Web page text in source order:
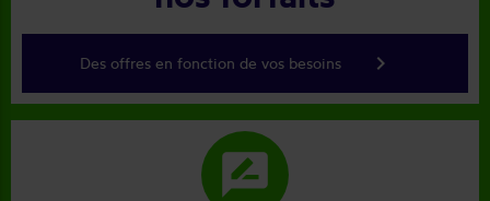
Des offres en fonction de vos besoins keyboard_arrow_right
rate_review